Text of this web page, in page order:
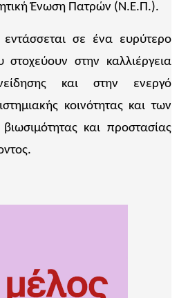
Ένωση Πατρών (Ν.Ε.Π.).
σε ένα ευρύτερο
στην καλλιέργεια
και στην ενεργό
κοινότητας και των
και προστασίας